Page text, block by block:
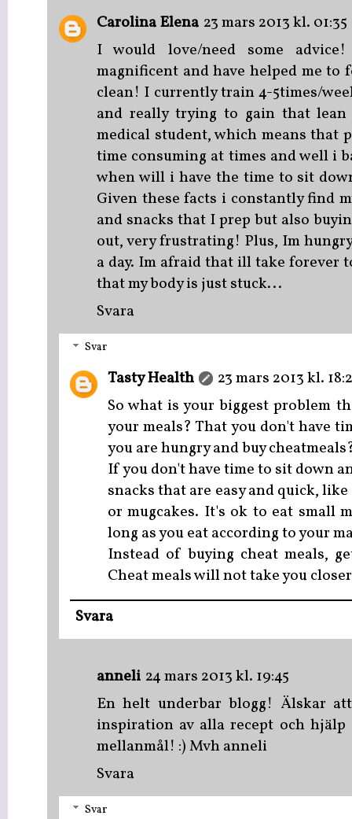
Carolina Elena 23 mars 2013 kl. 01:35
I would love/need some
magnificent and have helped me
clean! I currently train 4-5times/
and really trying to gain that lean
medical student, which means that
time consuming at times and well i
when will i have the time to sit
Given these facts i constantly find
and snacks that I prep but also
out, very frustrating! Plus, Im
a day. Im afraid that ill take forever
that my body is just stuck...
Svara
Svar
Tasty Health
23 mars 2013 kl.
So what is your biggest problem
your meals? That you don't have
you are hungry and buy
If you don't have time to sit down
snacks that are easy and quick,
or mugcakes. It's ok to eat small
long as you eat according to your
Instead of buying cheat meals,
Cheat meals will not take you
Svara
anneli 24 mars 2013 kl. 19:45
En helt underbar blogg! Älskar
inspiration av alla recept och
mellanmål! :) Mvh anneli
Svara
Svar